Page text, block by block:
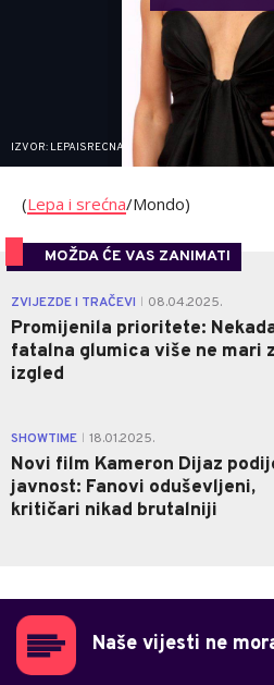
IZVOR: LEPAISRECNA
(Lepa i srećna/Mondo)
MOŽDA ĆE VAS ZANIMATI
ZVIJEZDE I TRAČEVI 08.04.2025.
Promijenila prioritete:
fatalna glumica više ne mari
izgled
SHOWTIME 18.01.2025.
Novi film Kameron Dijaz
javnost: Fanovi oduševljeni,
kritičari nikad brutalniji
Naše vijesti ne